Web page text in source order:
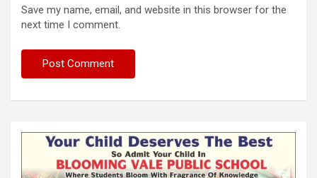
Save my name, email, and website in this browser for the
next time I comment.